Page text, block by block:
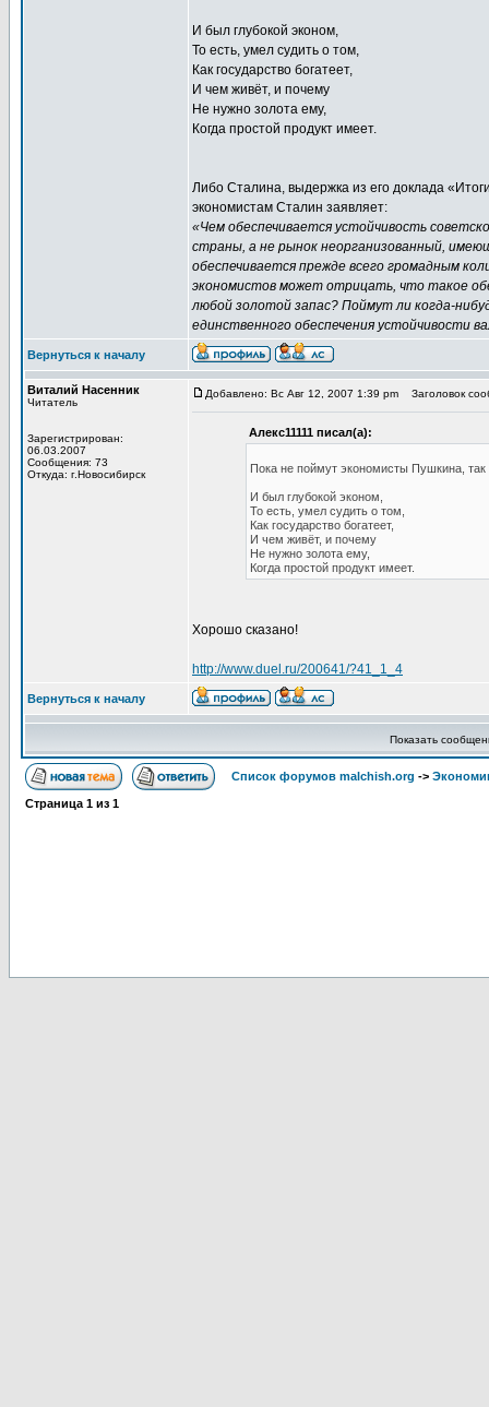
И был глубокой эконом,
То есть, умел судить о том,
Как государство богатеет,
И чем живёт, и почему
Не нужно золота ему,
Когда простой продукт имеет.
Либо Сталина, выдержка из его доклада
экономистам Сталин заявляет:
«Чем обеспечивается устойчивость
страны, а не рынок неорганизованный,
обеспечивается прежде всего громадным
экономистов может отрицать, что такое
любой золотой запас? Поймут ли когда-
единственного обеспечения устойчивости
Вернуться к началу
Виталий Насенник
Читатель
Зарегистрирован:
06.03.2007
Сообщения: 73
Откуда: г.Новосибирск
Добавлено: Вс Авг 12, 2007 1:39 pm Заголовок
Алекс11111 писал(а):
Пока не поймут экономисты Пушкина,
И был глубокой эконом,
То есть, умел судить о том,
Как государство богатеет,
И чем живёт, и почему
Не нужно золота ему,
Когда простой продукт имеет.
Хорошо сказано!
http://www.duel.ru/200641/?41_1_4
Вернуться к началу
Показать
Список форумов malchish.org ->
Страница 1 из 1